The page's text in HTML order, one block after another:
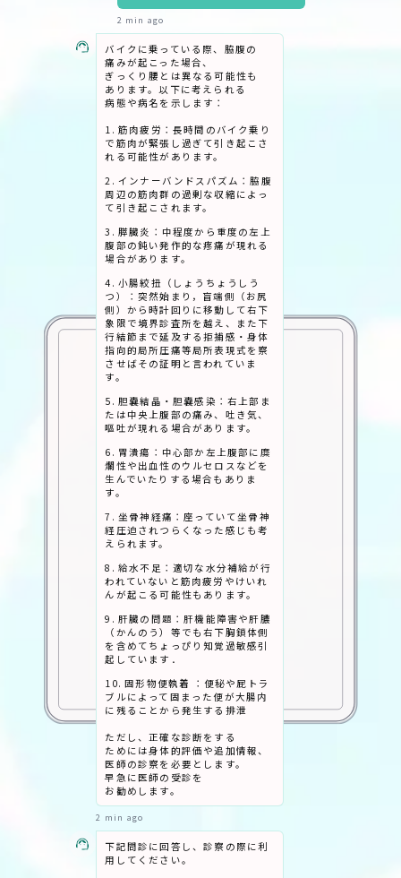
2 min ago
バイクに​乗っている​際、​脇腹の​
痛みが​起こった​場合、​
ぎっくり腰とは​異なる​可能性も​
あります。​以下に​考えられる​
病態や​病名を​示します：
1. 筋肉疲労：長時間のバイク乗り
で筋肉が緊張し過ぎて引き起こさ
れる可能性があります。
2. インナーバンドスパズム：脇腹
周辺の筋肉群の過剰な収縮によっ
て引き起こされます。
3. 膵臓炎：中程度から重度の左上
腹部の鈍い発作的な疼痛が現れる
場合があります。
4. 小腸絞扭（しょうちょうしう
つ）：突然始まり，盲端側（お尻
側）から時計回りに移動して右下
象限で境界診査所を越え、また下
行結節まで延及する拒捕感・身体
指向的局所圧痛等局所表現式を察
させばその証明と言われていま
す。
5. 胆嚢結晶・胆嚢感染：右上部ま
たは中央上腹部の痛み、吐き気、
嘔吐が現れる場合があります。
6. 胃潰瘍：中心部か左上腹部に糜
爛性や出血性のウルセロスなどを
生んでいたりする場合もありま
す。
7. 坐骨神経痛：座っていて坐骨神
経圧迫されつらくなった感じも考
えられます。
8. 給水不足：適切な水分補給が行
われていないと筋肉疲労やけいれ
んが起こる可能性もあります。
9. 肝臓の問題：肝機能障害や肝膿
（かんのう）等でも右下胸鎖体側
を含めてちょっぴり知覚過敏感引
起しています．
10. 固形物便執着 ：便秘や屁トラ
ブルによって固まった便が大腸内
に残ることから発生する排泄
ただし、​正確な​診断を​する​
ためには​身体的評価や​追加情報、​
医師の​診察を​必要とします。​
早急に​医師の​受診を​
お勧めします。
2 min ago
下記問診に回答し、診察の際に利
用してください。